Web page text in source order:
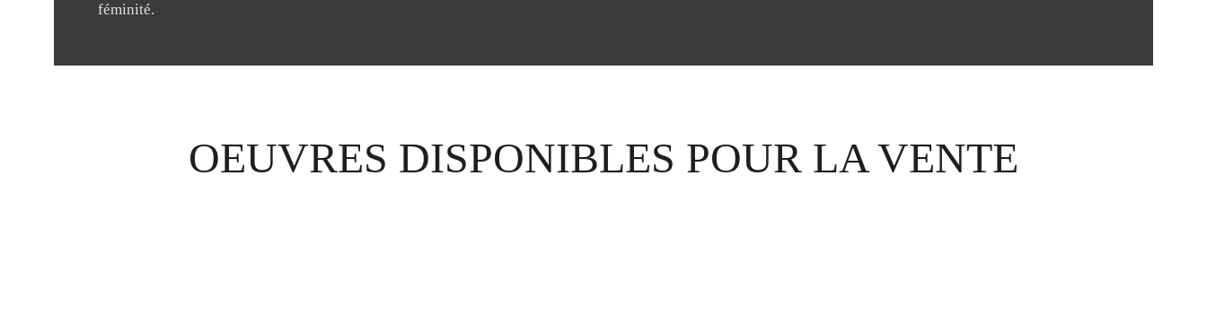
féminité.
OEUVRES DISPONIBLES POUR LA VENTE